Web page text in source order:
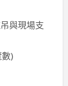
與現場支
)